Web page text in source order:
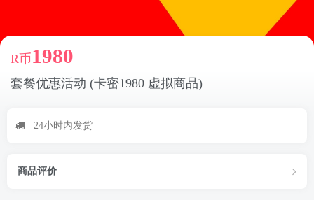
套餐优惠活动 (卡密1980 虚拟商品)
R币 1980
24小时内发货
商品评价